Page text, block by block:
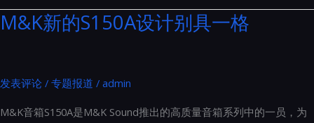
影
院
形
M&K新的S150A设计别具一格
发表评论 / 专题报道 / admin
M&K音箱S150A是M&K Sound推出的高质量音箱系列中的一员，为